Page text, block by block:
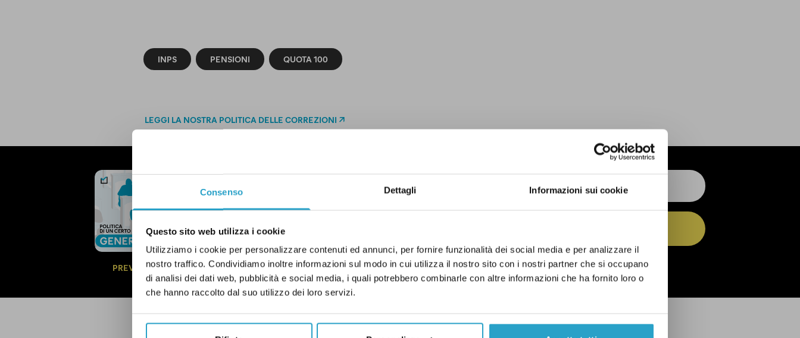
Consenso Dettagli Informazioni sui cookie
Questo sito web utilizza i cookie
Utilizziamo i cookie per personalizzare contenuti ed annunci, per fornire funzionalità dei social media e per analizzare il
nostro traffico. Condividiamo inoltre informazioni sul modo in cui utilizza il nostro sito con i nostri partner che si occupano
di analisi dei dati web, pubblicità e social media, i quali potrebbero combinarle con altre informazioni che ha fornito loro o
che hanno raccolto dal suo utilizzo dei loro servizi.
INPS PENSIONI QUOTA 100
LEGGI LA NOSTRA POLITICA DELLE CORREZIONI
PREVIEW
NEWSLETTER
POLITICA DI UN CERTO GENERE
OGNI MARTEDÌ
In questa newsletter proviamo a capire perché le
questioni di genere sono anche una questione
politica. Qui un esempio Ho preso visione dell’informativa privacy